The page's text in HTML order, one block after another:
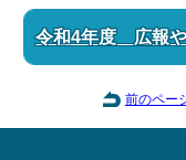
令和4年度 広報
前のペー